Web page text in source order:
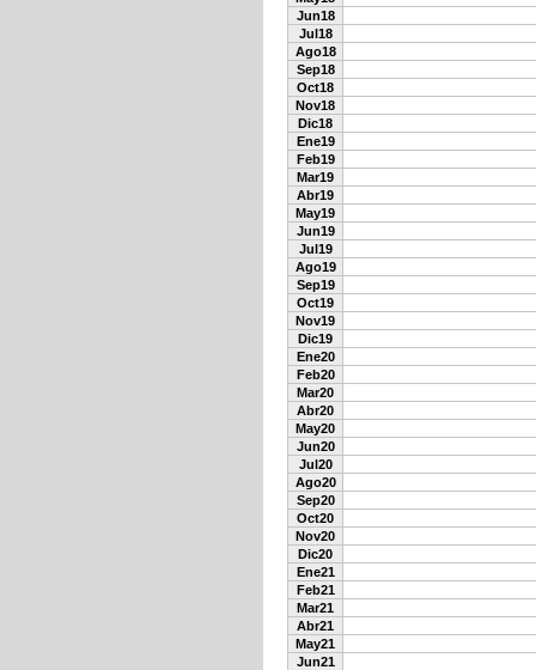
Jun18
Jul18
Ago18
Sep18
Oct18
Nov18
Dic18
Ene19
Feb19
Mar19
Abr19
May19
Jun19
Jul19
Ago19
Sep19
Oct19
Nov19
Dic19
Ene20
Feb20
Mar20
Abr20
May20
Jun20
Jul20
Ago20
Sep20
Oct20
Nov20
Dic20
Ene21
Feb21
Mar21
Abr21
May21
Jun21